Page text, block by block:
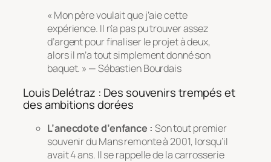
« Mon père voulait que j’aie cette
expérience. Il n’a pas pu trouver assez
d’argent pour finaliser le projet à deux,
alors il m’a tout simplement donné son
baquet. » — Sébastien Bourdais
Louis Delétraz : Des souvenirs trempés et
des ambitions dorées
L’anecdote d’enfance : Son tout premier
souvenir du Mans remonte à 2001, lorsqu’il
avait 4 ans. Il se rappelle de la carrosserie